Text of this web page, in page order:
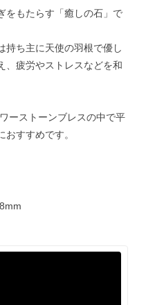
をもたらす「癒しの石」で
持ち主に天使の羽根で優し
、疲労やストレスなどを和
ーストーンブレスの中で平
すすめです。
8mm